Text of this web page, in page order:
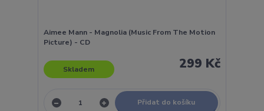
Aimee Mann - Magnolia (Music From The Motion
Picture) - CD
299 Kč
Skladem
Přidat do košíku